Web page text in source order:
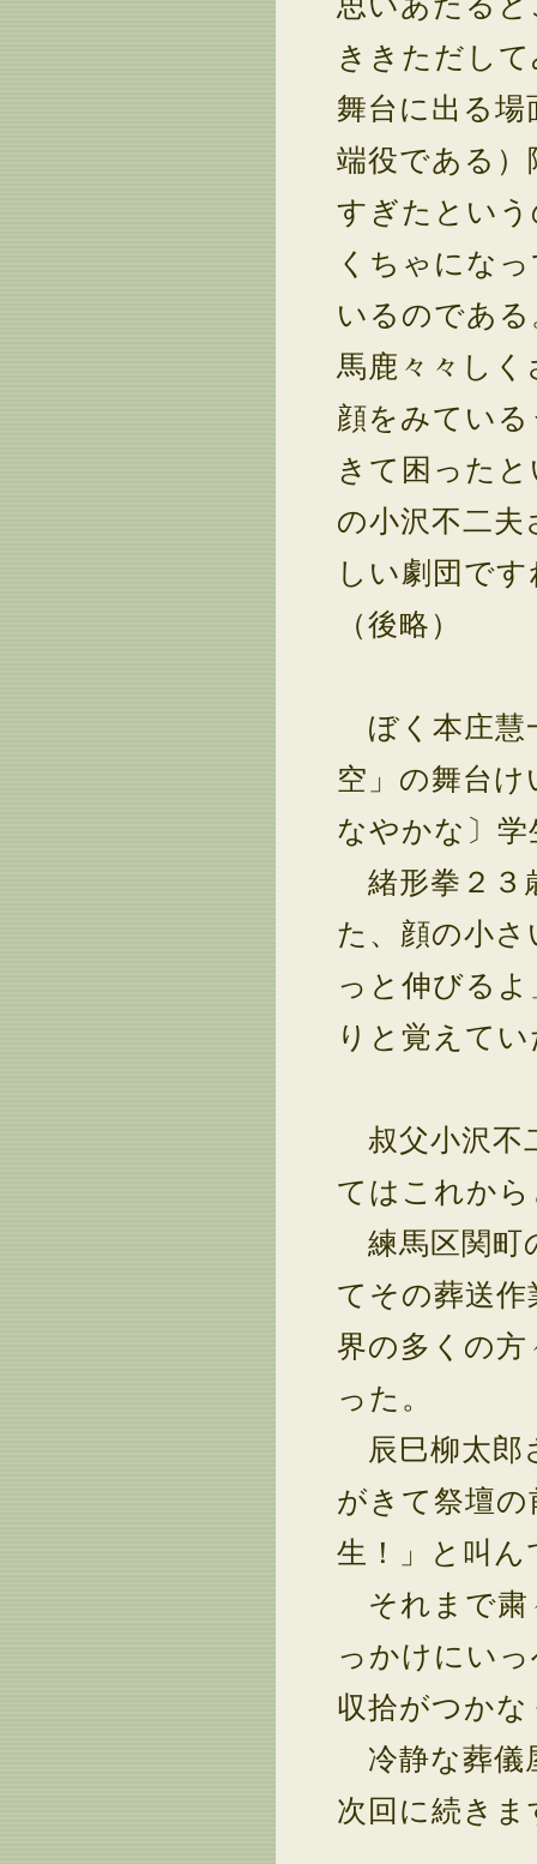
ききただし
舞台に出る
端役である
すぎたとい
くちゃにな
いるのであ
馬鹿々々し
顔をみてい
きて困った
の小沢不二
しい劇団で
（後略）
ぼく本庄慧
空」の舞台
なやかな〕
緒形拳２３
た、顔の小
っと伸びる
りと覚えて
叔父小沢不
てはこれか
練馬区関町
てその葬送
界の多くの
った。
辰巳柳太郎
がきて祭壇
生！」と叫
それまで粛
っかけにい
収拾がつか
冷静な葬儀
次回に続きま